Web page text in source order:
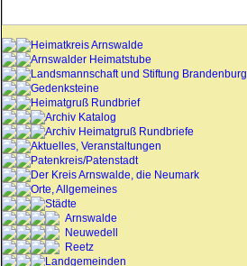
Heimatkreis Arnswalde
Arnswalder Heimatstube
Landsmannschaft und Stiftung Brandenburg
Gedenksteine
Heimatgruß Rundbrief
Archiv Katalog
Archiv Heimatgruß Rundbriefe
Aktuelles, Veranstaltungen
Patenkreis/Patenstadt
Der Kreis Arnswalde, die Neumark
Orte, Allgemeines
Städte
Arnswalde
Neuwedell
Reetz
Landgemeinden